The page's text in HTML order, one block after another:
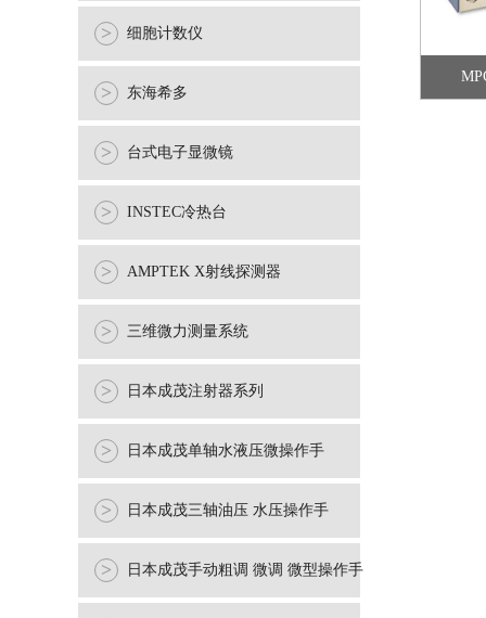
> 细胞计数仪
> 东海希多
> 台式电子显微镜
> INSTEC冷热台
> AMPTEK X射线探测器
> 三维微力测量系统
> 日本成茂注射器系列
> 日本成茂单轴水液压微操作手
> 日本成茂三轴油压 水压操作手
> 日本成茂手动粗调 微调 微型操作手